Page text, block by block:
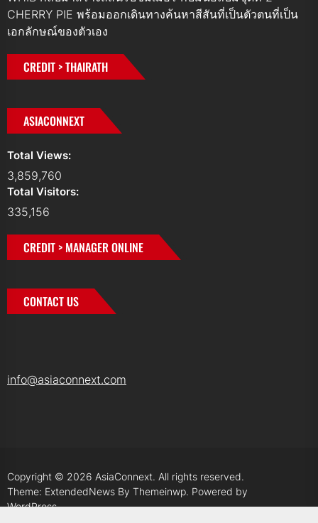
CHERRY PIE พร้อมออกเดินทางค้นหาสีสันที่เป็นตัวตนที่เป็น
เอกลักษณ์ของตัวเอง
CREDIT > THAIRATH
ASIACONNEXT
Total Views:
3,859,760
Total Visitors:
335,156
CREDIT > MANAGER ONLINE
CONTACT US
info@asiaconnext.com
Copyright © 2026 AsiaConnext. All rights reserved.
Theme: ExtendedNews By Themeinwp. Powered by
WordPress.